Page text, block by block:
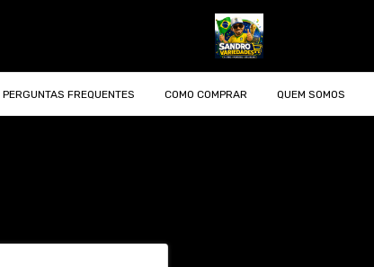
PERGUNTAS FREQUENTES COMO COMPRAR QUEM SOMOS